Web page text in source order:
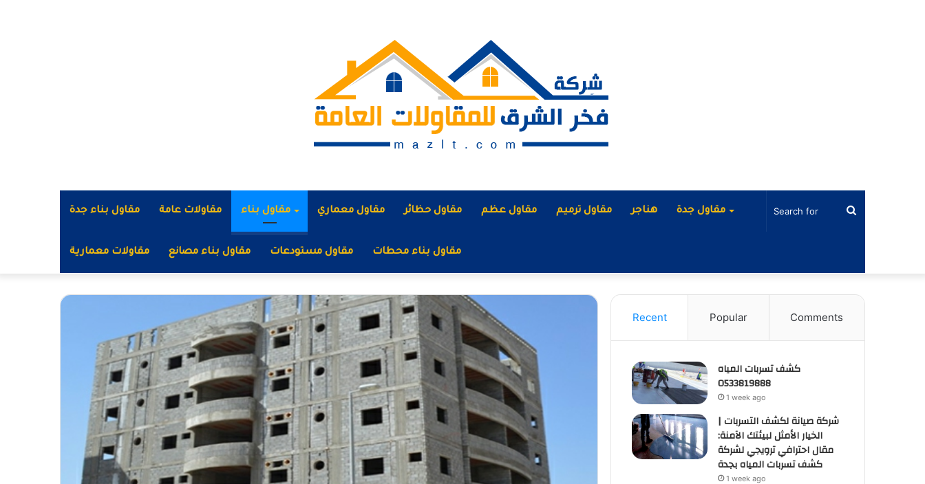
مقاول بناء جدة مقاولات عامة مقاول بناء مقاول معماري مقاول حظائر مقاول عظم مقاول ترميم هناجر مقاول جدة
مقاولات معمارية مقاول بناء مصانع مقاول مستودعات مقاول بناء محطات
Search
Recent Popular Comments
كشف تسربات المياه
0533819888
1 week ago
شركة صيانة لكشف التسربات |
الخيار الأمثل لبيئتك الآمنة:
مقال احترافي ترويجي لشركة
كشف تسربات المياه بجدة
1 week ago